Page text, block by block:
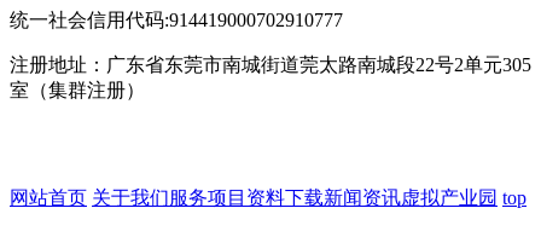
统一社会信用代码:914419000702910777
注册地址：广东省东莞市南城街道莞太路南城段22号2单元305
室（集群注册）
网站首页 关于我们服务项目 资料下载新闻资讯虚拟产业园 top